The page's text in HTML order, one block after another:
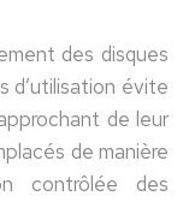
des disques
d’utilisation évite
de leur
de manière
contrôlée des